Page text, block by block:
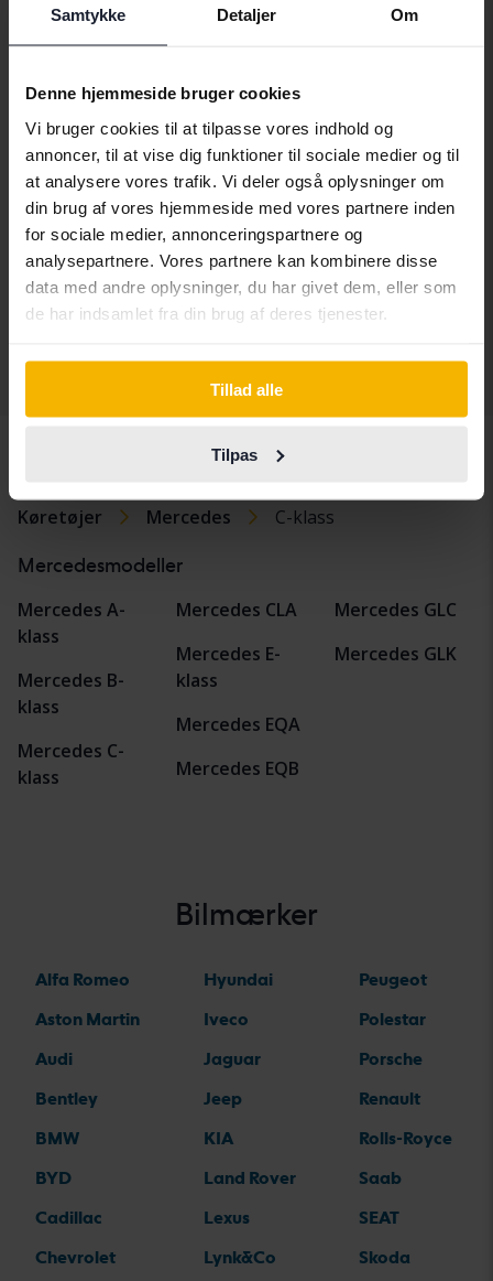
Samtykke Detaljer Om
Denne hjemmeside bruger cookies
Vi bruger cookies til at tilpasse vores indhold og
annoncer, til at vise dig funktioner til sociale medier og til
at analysere vores trafik. Vi deler også oplysninger om
din brug af vores hjemmeside med vores partnere inden
for sociale medier, annonceringspartnere og
analysepartnere. Vores partnere kan kombinere disse
data med andre oplysninger, du har givet dem, eller som
de har indsamlet fra din brug af deres tjenester.
Tillad alle
Tilpas
Reparation af objekt
Mercedes C-Klass
C 63 AMG S Cabriolet A205
50 520 kilometer
Benzin
Åkersberga (Runö)
Førende bud 151 000 SEK
Med finansiering 1 287 SEK/måned
Vis 5 af 5 hits
Køretøjer Mercedes C-klass
Mercedesmodeller
Mercedes A-
klass
Mercedes B-
klass
Mercedes C-
klass
Mercedes CLA
Mercedes E-
klass
Mercedes EQA
Mercedes EQB
Mercedes GLC
Mercedes GLK
Bilmærker
Alfa Romeo
Aston Martin
Audi
Bentley
BMW
BYD
Cadillac
Chevrolet
Hyundai
Iveco
Jaguar
Jeep
KIA
Land Rover
Lexus
Lynk&Co
Peugeot
Polestar
Porsche
Renault
Rolls-Royce
Saab
SEAT
Skoda